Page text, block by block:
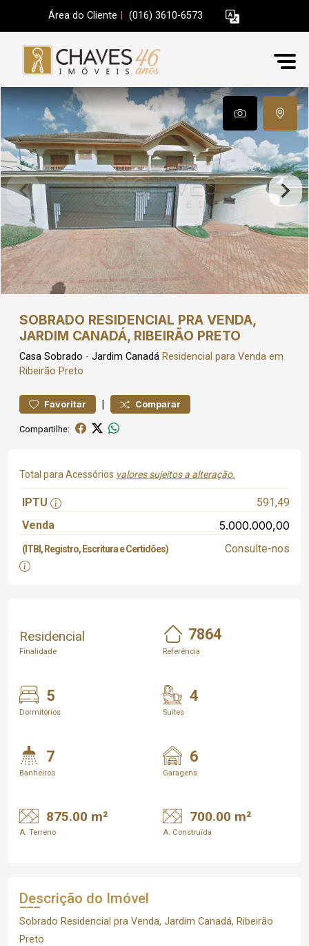
Área do Cliente (016) 3610-6573
SOBRADO RESIDENCIAL PRA VENDA,
JARDIM CANADÁ, RIBEIRÃO PRETO
Casa Sobrado - Jardim Canadá Residencial para Venda em
Ribeirão Preto
Favoritar | Comparar
Compartilhe:
Total para Acessórios valores sujeitos a alteração.
IPTU
591,49
Venda
5.000.000,00
(ITBI, Registro, Escritura e Certidões) Consulte-nos
Residencial
Finalidade
7864
Referência
5
Dormitórios
4
Suítes
7
Banheiros
6
Garagens
875.00 m²
A. Terreno
700.00 m²
A. Construída
Descrição do Imóvel
Sobrado Residencial pra Venda, Jardim Canadá, Ribeirão
Preto